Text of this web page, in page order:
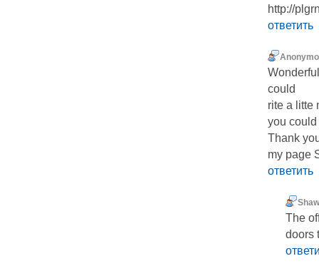
http://
ответить
could
you could
Thank
my page
ответить
The
doors